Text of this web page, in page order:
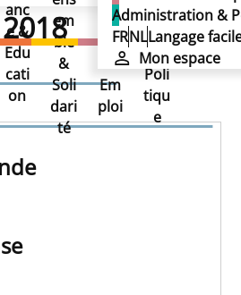
Administration &
FRNLLangage
Mon espace
anc
e &
Edu
cati
on
em
ble
&
Soli
dari
té
erc
es
&
Em
ploi
istr
atio
n &
Poli
tiqu
e
Conseil
5 décembre